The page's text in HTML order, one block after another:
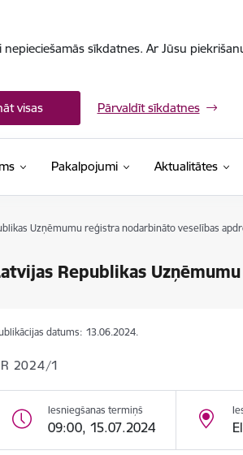
sīkdatnes. Ar Jūsu
visas Pārvaldīt sīkdatnes
Pakalpojumi Aktualitātes
Uzņēmumu reģistra nodarbināto veselības
Republikas
datums: 13.06.2024.
2024/1
Iesniegšanas termiņš
09:00, 15.07.2024